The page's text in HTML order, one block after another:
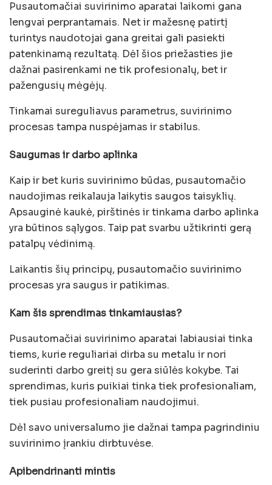
Pusautomačiai suvirinimo aparatai laikomi gana
lengvai perprantamais. Net ir mažesnę patirtį
turintys naudotojai gana greitai gali pasiekti
patenkinamą rezultatą. Dėl šios priežasties jie
dažnai pasirenkami ne tik profesionalų, bet ir
pažengusių mėgėjų.
Tinkamai sureguliavus parametrus, suvirinimo
procesas tampa nuspėjamas ir stabilus.
Saugumas ir darbo aplinka
Kaip ir bet kuris suvirinimo būdas, pusautomačio
naudojimas reikalauja laikytis saugos taisyklių.
Apsauginė kaukė, pirštinės ir tinkama darbo aplinka
yra būtinos sąlygos. Taip pat svarbu užtikrinti gerą
patalpų vėdinimą.
Laikantis šių principų, pusautomačio suvirinimo
procesas yra saugus ir patikimas.
Kam šis sprendimas tinkamiausias?
Pusautomačiai suvirinimo aparatai labiausiai tinka
tiems, kurie reguliariai dirba su metalu ir nori
suderinti darbo greitį su gera siūlės kokybe. Tai
sprendimas, kuris puikiai tinka tiek profesionaliam,
tiek pusiau profesionaliam naudojimui.
Dėl savo universalumo jie dažnai tampa pagrindiniu
suvirinimo įrankiu dirbtuvėse.
Apibendrinanti mintis